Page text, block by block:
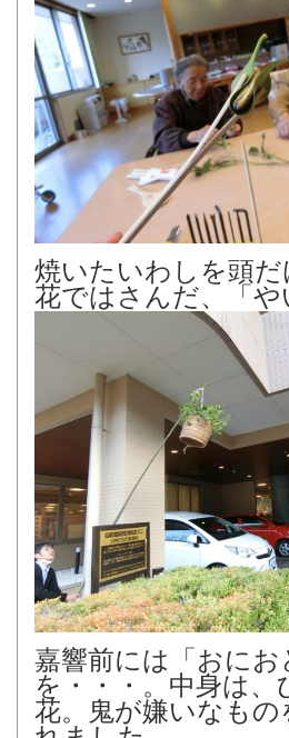
焼いたいわしを頭
花ではさんだ、「や
嘉響前には「おにお
を・・・。中身は、
花。鬼が嫌いなも